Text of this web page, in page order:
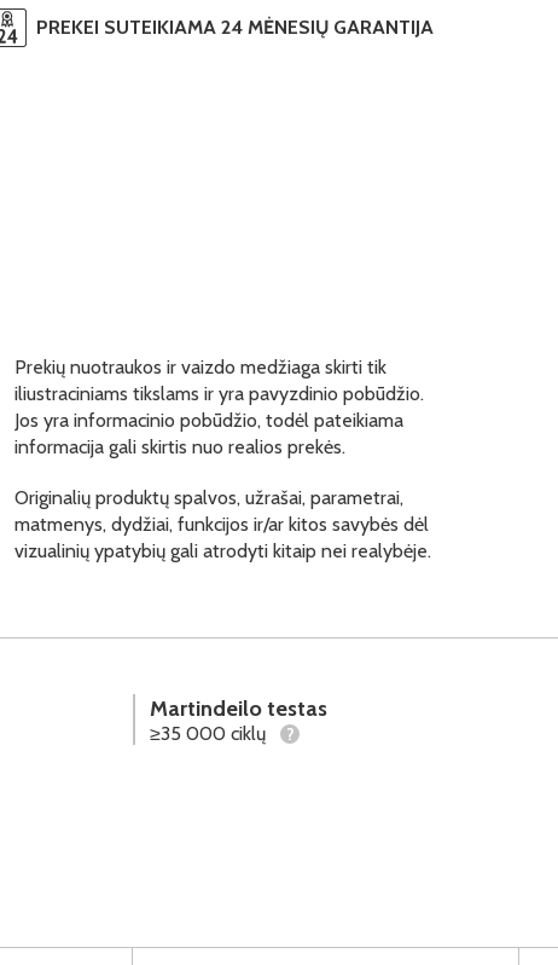
PREKEI SUTEIKIAMA 24 MĖNESIŲ GARANTIJA
Prekių nuotraukos ir vaizdo medžiaga skirti tik
iliustraciniams tikslams ir yra pavyzdinio pobūdžio.
Jos yra informacinio pobūdžio, todėl pateikiama
informacija gali skirtis nuo realios prekės.
Originalių produktų spalvos, užrašai, parametrai,
matmenys, dydžiai, funkcijos ir/ar kitos savybės dėl
vizualinių ypatybių gali atrodyti kitaip nei realybėje.
Martindeilo testas
≥35 000 ciklų ?